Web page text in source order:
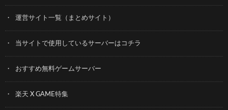
運営サイト一覧（まとめサイト）
当サイトで使用しているサーバーはコチラ
おすすめ無料ゲームサーバー
楽天 X GAME特集